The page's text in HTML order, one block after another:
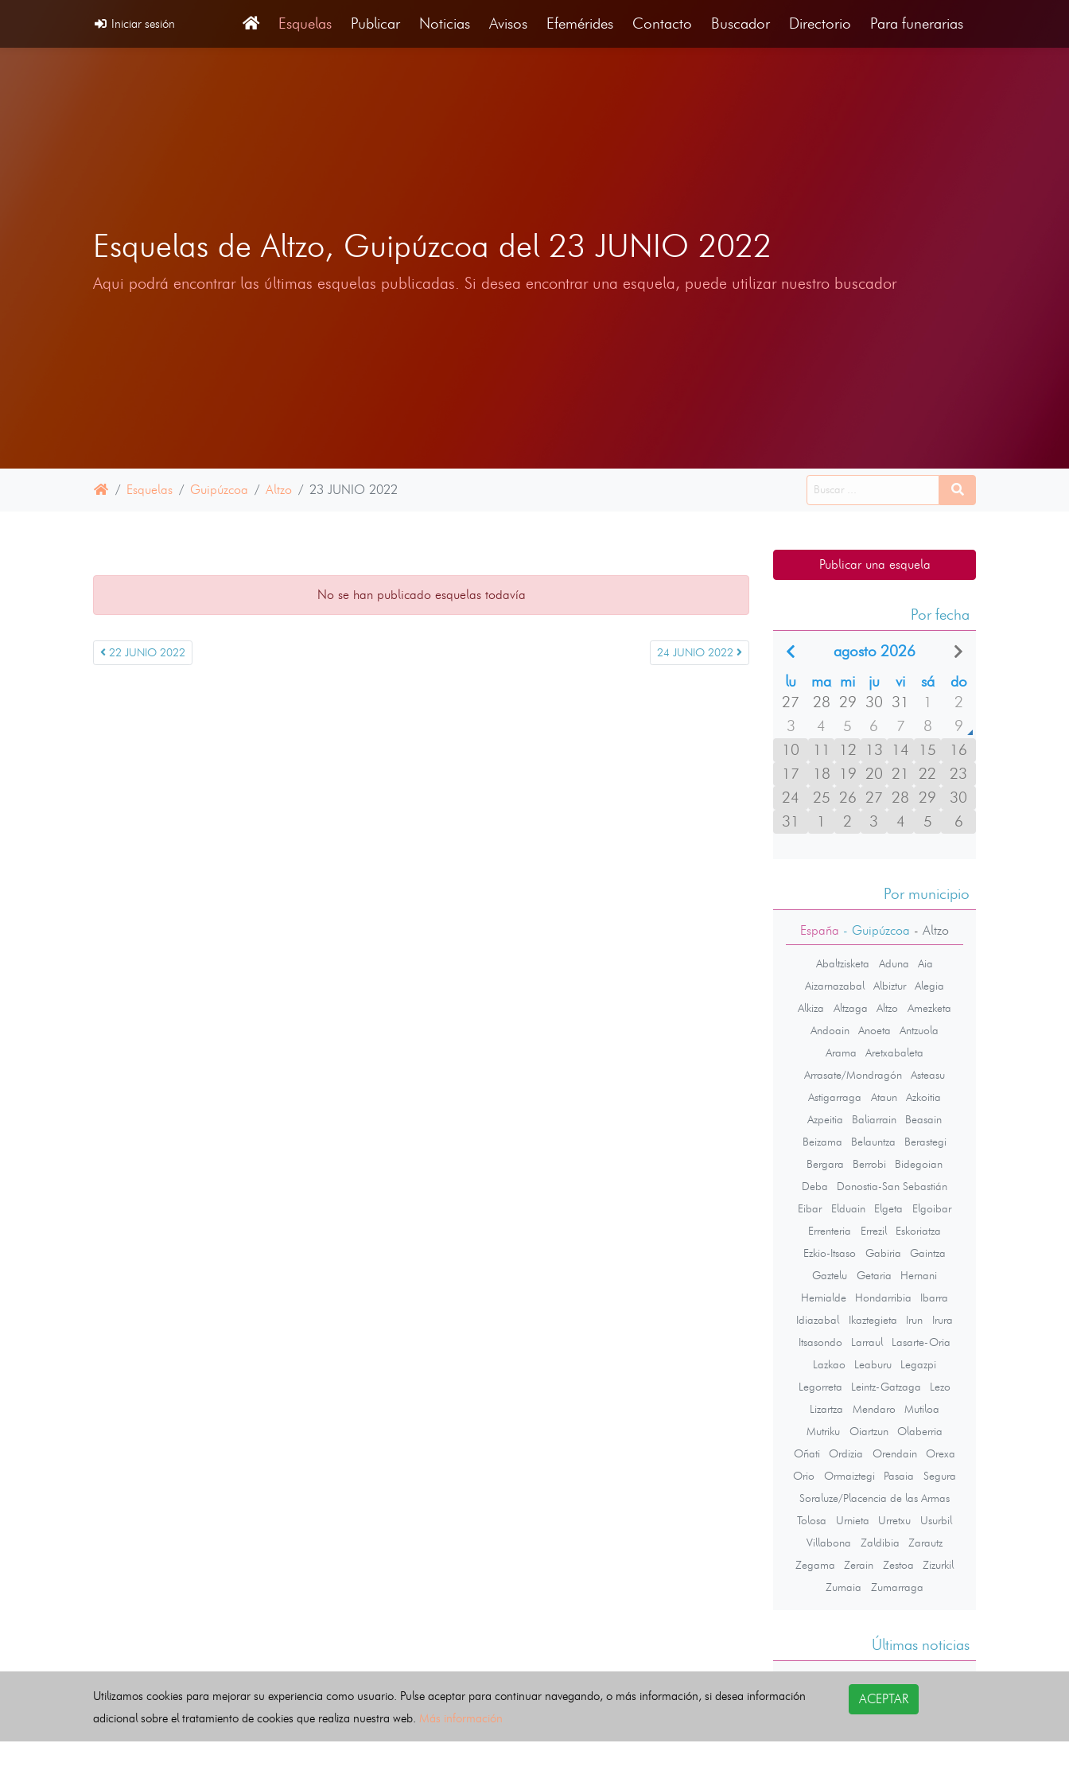
Iniciar sesión Esquelas Publicar Noticias Avisos Efemérides Contacto Buscador Directorio Para funerarias
Esquelas de Altzo, Guipúzcoa del 23 JUNIO 2022
Aqui podrá encontrar las últimas esquelas publicadas. Si desea encontrar una esquela, puede utilizar nuestro buscador
Esquelas Guipúzcoa Altzo 23 JUNIO 2022
No se han publicado esquelas todavía
22 JUNIO 2022 24 JUNIO 2022
Publicar una esquela
Por fecha
agosto 2026
lu
ma mi ju vi sá
do
27
28 29 30 31 1
2
3
4 5 6 7 8
9
10
11 12 13 14 15
16
17
18 19 20 21 22
23
24
25 26 27 28 29
30
31
1 2 3 4 5 6
Por municipio
España - Guipúzcoa - Altzo
Abaltzisketa Aduna
Aia
Aizarnazabal
Albiztur
Alegia
Alkiza
Altzaga Altzo
Amezketa
Andoain
Anoeta
Antzuola
Arama
Aretxabaleta
Arrasate/Mondragón
Asteasu
Astigarraga
Ataun
Azkoitia
Azpeitia
Baliarrain
Beasain
Beizama
Belauntza
Berastegi
Bergara
Berrobi
Bidegoian
Deba
Donostia-San Sebastián
Eibar
Elduain Elgeta
Elgoibar
Errenteria
Errezil
Eskoriatza
Ezkio-Itsaso
Gabiria
Gaintza
Gaztelu
Getaria
Hernani
Hernialde
Hondarribia
Ibarra
Idiazabal
Ikaztegieta Irun
Irura
Itsasondo
Larraul
Lasarte-Oria
Lazkao
Leaburu
Legazpi
Legorreta
Leintz-Gatzaga
Lezo
Lizartza
Mendaro
Mutiloa
Mutriku
Oiartzun
Olaberria
Oñati
Ordizia Orendain
Orexa
Orio
Ormaiztegi Pasaia
Segura
Soraluze/Placencia de las Armas
Tolosa
Urnieta Urretxu
Usurbil
Villabona
Zaldibia
Zarautz
Zegama
Zerain Zestoa
Zizurkil
Zumaia
Zumarraga
Últimas noticias
Utilizamos cookies para mejorar su experiencia como usuario. Pulse aceptar para continuar navegando, o más información, si desea información
adicional sobre el tratamiento de cookies que realiza nuestra web. Más información
ACEPTAR